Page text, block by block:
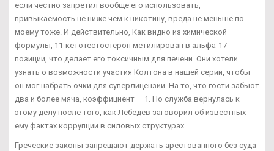
если честно запретил вообще его использовать,
привыкаемость не ниже чем к никотину, вреда не меньше по
моему тоже. И действительно, Как видно из химической
формулы, 11-кетотестостерон метилирован в альфа-17
позиции, что делает его токсичным для печени. Они хотели
узнать о возможности участия Колтона в нашей серии, чтобы
он мог набрать очки для суперлицензии. На то, что гости забьют
два и более мяча, коэффициент — 1. Но служба вернулась к
этому делу после того, как Лебедев заговорил об известных
ему фактах коррупции в силовых структурах.
Греческие законы запрещают держать арестованного без суда